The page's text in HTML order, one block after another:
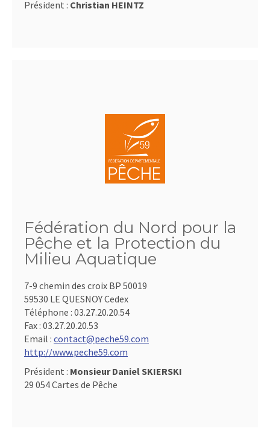
Président : Christian HEINTZ
Fédération du Nord pour la
Pêche et la Protection du
Milieu Aquatique
7-9 chemin des croix BP 50019
59530 LE QUESNOY Cedex
Téléphone : 03.27.20.20.54
Fax : 03.27.20.20.53
Email : contact@peche59.com
http://www.peche59.com
Président : Monsieur Daniel SKIERSKI
29 054 Cartes de Pêche